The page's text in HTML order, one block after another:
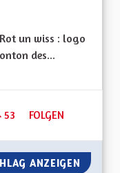
un wiss : logo
des...
53 53 FOLLOWER
FOLGEN
DRAPEAU ALSACIEN
ANZEIGEN